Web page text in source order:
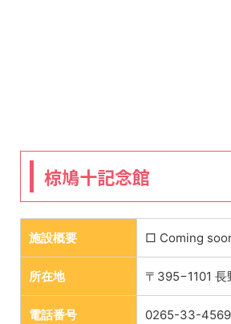
椋鳩十記念館
施設概要 □ Coming
所在地 〒395−1101
電話番号 0265-33-4569